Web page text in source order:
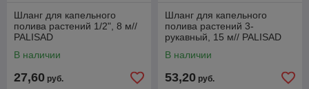
Шланг для капельного
полива растений 1/2", 8 м//
PALISAD
В наличии
27,60 руб.
Шланг для капельного
полива растений 3-
рукавный, 15 м// PALISAD
В наличии
53,20 руб.